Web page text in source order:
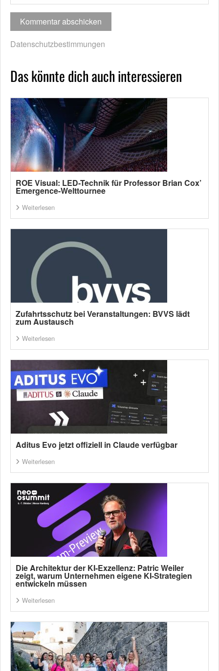
Datenschutzbestimmungen
Das könnte dich auch interessieren
ROE Visual: LED-Technik für Professor Brian Cox’
Emergence-Welttournee
Weiterlesen
Zufahrtsschutz bei Veranstaltungen: BVVS lädt
zum Austausch
Weiterlesen
Aditus Evo jetzt offiziell in Claude verfügbar
Weiterlesen
Die Architektur der KI-Exzellenz: Patric Weiler
zeigt, warum Unternehmen eigene KI-Strategien
entwickeln müssen
Weiterlesen